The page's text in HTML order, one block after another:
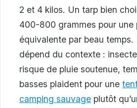
2 et 4 kilos. Un tarp bien
400-800 grammes pour une
équivalente par beau temps.
dépend du contexte :
risque de pluie soutenue,
basses plaident pour une
camping sauvage plutôt